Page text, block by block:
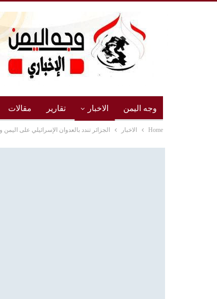
وجه اليمن الاخبار تقارير مقالات
Home الاخبار الجزائر تندد بالعدوان الإسرائيلي على